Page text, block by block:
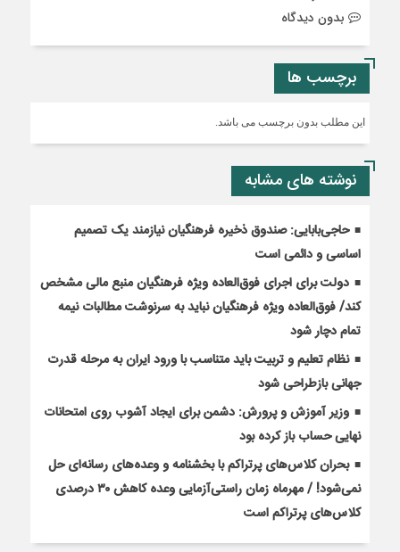
بدون دیدگاه
برچسب ها
این مطلب بدون برچسب می باشد.
نوشته های مشابه
حاجی‌بابایی: صندوق ذخیره فرهنگیان نیازمند یک تصمیم
اساسی و دائمی است
دولت برای اجرای فوق‌العاده ویژه فرهنگیان منبع مالی مشخص
کند/ فوق‌العاده ویژه فرهنگیان نباید به سرنوشت مطالبات نیمه‌
تمام دچار شود
نظام تعلیم و تربیت باید متناسب با ورود ایران به مرحله قدرت
جهانی بازطراحی شود
وزیر آموزش و پرورش: دشمن برای ایجاد آشوب روی امتحانات
نهایی حساب باز کرده بود
بحران کلاس‌های پرتراکم با بخشنامه و وعده‌های رسانه‌ای حل
نمی‌شود! / مهرماه زمان راستی‌آزمایی وعده کاهش ۳۰ درصدی
کلاس‌های پرتراکم است